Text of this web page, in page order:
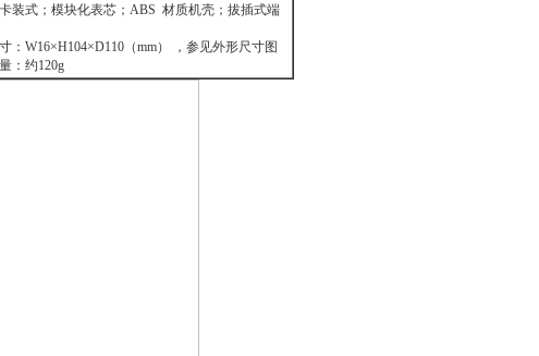
装式；模块化表芯；ABS 材质机壳；拔插式端
：W16×H104×D110（mm） ，参见外形尺寸图
：约120g